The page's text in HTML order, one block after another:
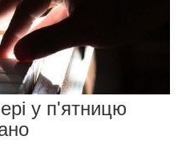
у п'ятницю